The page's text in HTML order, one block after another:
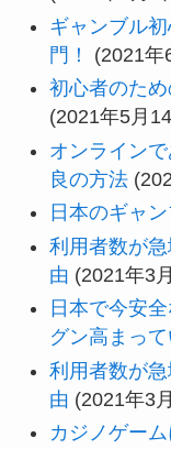
ギャンブル
門！
(2021年
初心者のた
(2021年5月
オンライン
良の方法
日本のギャ
利用者数が
由 (2021年3
日本で今安
グン高まっ
利用者数が
由 (2021年3
カジノゲー